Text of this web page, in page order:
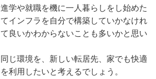
学や就職を機に一人暮らしをし始めた
インフラを自分で構築していかなけれ
良いかわからないことも多いかと思い
じ環境を、新しい転居先、家でも快適
利用したいと考えるでしょう。